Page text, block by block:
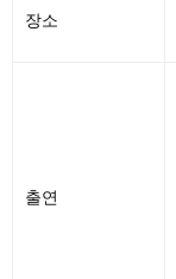
장소
출연